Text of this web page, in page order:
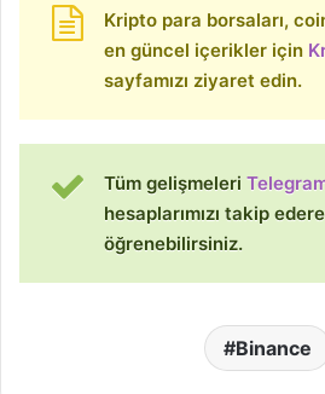
Kripto para borsaları,
en güncel içerikler için
sayfamızı ziyaret edin.
Tüm gelişmeleri
hesaplarımızı takip
öğrenebilirsiniz.
Binance